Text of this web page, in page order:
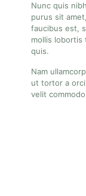
Nunc quis
purus sit
faucibus est,
mollis lobortis
quis.
Nam
ut tortor a
velit